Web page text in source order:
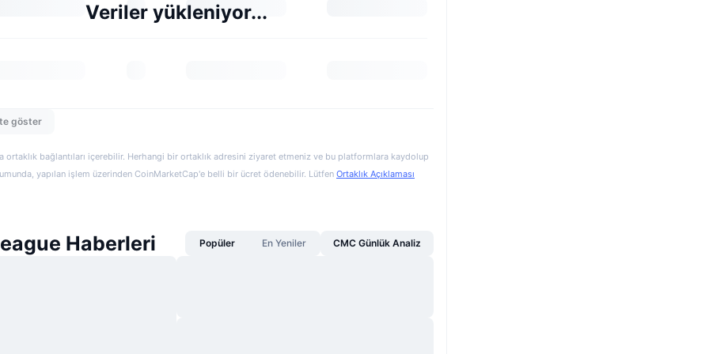
Veriler yükleniyor...
göster
ortaklık bağlantıları içerebilir. Herhangi bir ortaklık adresini ziyaret etmeniz ve bu platformlara kaydolup
yapılan işlem üzerinden CoinMarketCap'e belli bir ücret ödenebilir. Lütfen Ortaklık Açıklaması
Haberleri Popüler En Yeniler CMC Günlük Analiz